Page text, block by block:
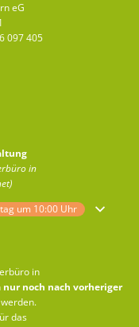
eG
097 405
in
auszublenden
um 10:00 Uhr
in
nur noch nach vorheriger
das